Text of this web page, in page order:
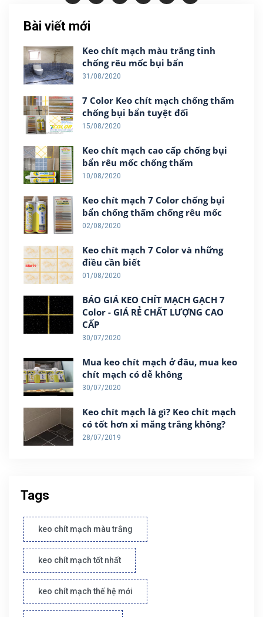
Bài viết mới
Keo chít mạch màu trắng tinh
chống rêu mốc bụi bẩn
31/08/2020
7 Color Keo chít mạch chống thấm
chống bụi bẩn tuyệt đối
15/08/2020
Keo chít mạch cao cấp chống bụi
bẩn rêu mốc chống thấm
10/08/2020
Keo chít mạch 7 Color chống bụi
bẩn chống thấm chống rêu mốc
02/08/2020
Keo chít mạch 7 Color và những
điều cần biết
01/08/2020
BÁO GIÁ KEO CHÍT MẠCH GẠCH 7
Color - GIÁ RẺ CHẤT LƯỢNG CAO
CẤP
30/07/2020
Mua keo chít mạch ở đâu, mua keo
chít mạch có dễ không
30/07/2020
Keo chít mạch là gì? Keo chít mạch
có tốt hơn xi măng trắng không?
28/07/2019
Tags
keo chít mạch màu trắng
keo chít mạch tốt nhất
keo chít mạch thế hệ mới